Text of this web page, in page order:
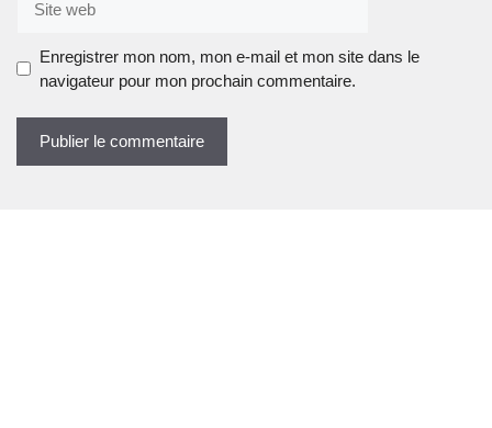
web
Enregistrer mon nom, mon e-mail et mon site dans le
navigateur pour mon prochain commentaire.